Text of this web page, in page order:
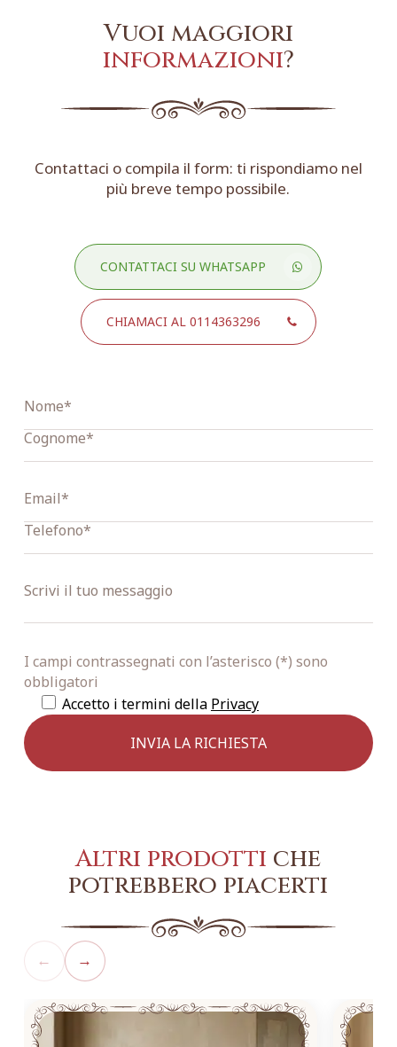
Vuoi maggiori
informazioni?
Contattaci o compila il form: ti rispondiamo nel
più breve tempo possibile.
CONTATTACI SU WHATSAPP
CHIAMACI AL 0114363296
I campi contrassegnati con l’asterisco (*) sono
obbligatori
Accetto i termini della Privacy
Altri prodotti che
potrebbero piacerti
← →